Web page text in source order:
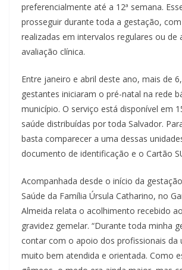
preferencialmente até a 12ª semana.
prosseguir durante toda a gestação,
realizadas em intervalos regulares ou de
avaliação clínica.
Entre janeiro e abril deste ano, mais de
gestantes iniciaram o pré-natal na rede
município. O serviço está disponível em
saúde distribuídas por toda Salvador.
basta comparecer a uma dessas
documento de identificação e o Cartão
Acompanhada desde o início da
Saúde da Família Úrsula Catharino, no
Almeida relata o acolhimento recebido
gravidez gemelar. “Durante toda minha
contar com o apoio dos profissionais da
muito bem atendida e orientada. Como